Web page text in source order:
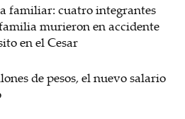
familiar: cuatro integrantes
murieron en accidente
en el Cesar
de pesos, el nuevo salario